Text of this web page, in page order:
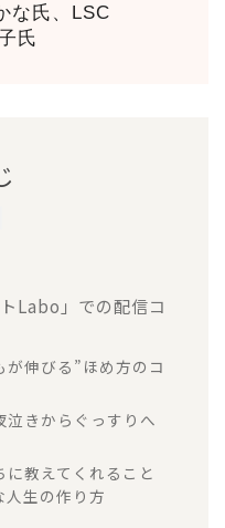
な氏、LSC
氏
Labo」での配信コ
伸びる”ほめ方のコ
きからぐっすりへ
教えてくれること
生の作り方